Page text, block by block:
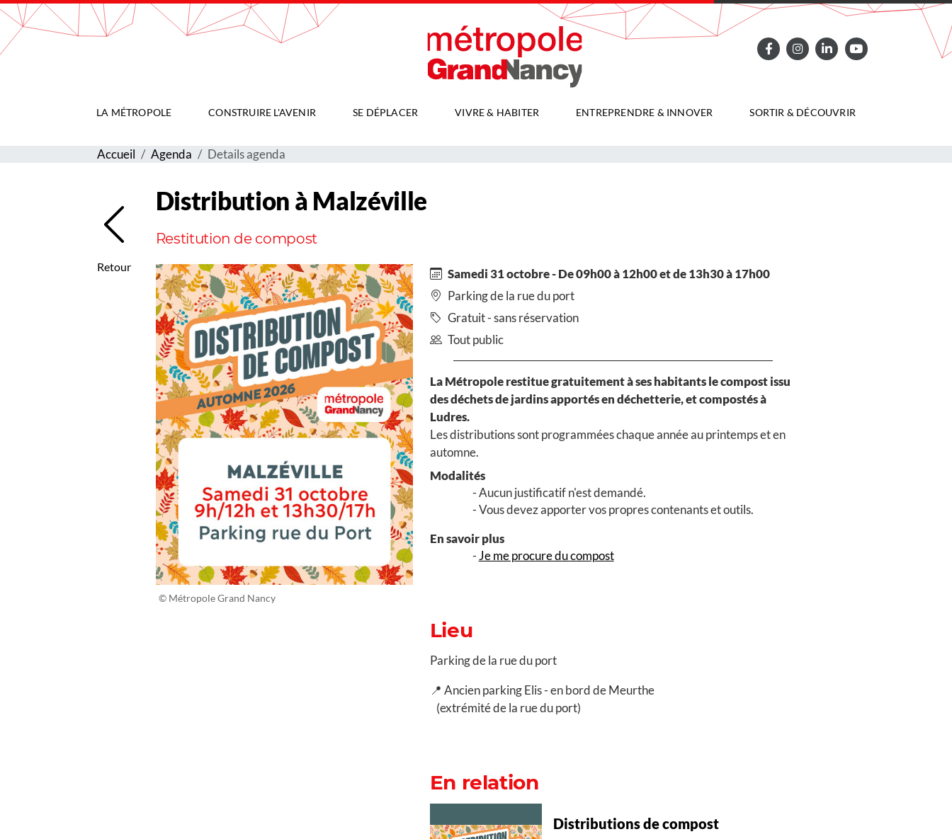
Gestion de vos préférences sur les cookies
LA MÉTROPOLE CONSTRUIRE L'AVENIR SE DÉPLACER VIVRE & HABITER ENTREPRENDRE & INNOVER SORTIR & DÉCOUVRIR
Accueil Agenda Details agenda
Retour
Distribution à Malzéville
Restitution de compost
© Métropole Grand Nancy
Samedi 31 octobre - De 09h00 à 12h00 et de 13h30 à 17h00
Parking de la rue du port
Gratuit - sans réservation
Tout public
La Métropole restitue gratuitement à ses habitants le compost issu
des déchets de jardins apportés en déchetterie, et compostés à
Ludres.
Les distributions sont programmées chaque année au printemps et en
automne.
Modalités
Aucun justificatif n'est demandé.
Vous devez apporter vos propres contenants et outils.
En savoir plus
Je me procure du compost
Lieu
Parking de la rue du port
📍 Ancien parking Elis - en bord de Meurthe
(extrémité de la rue du port)
En relation
Distributions de compost